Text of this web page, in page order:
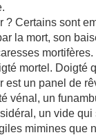
? Certains sont
la mort, son
mortifères.
mortel. Doigté
est un panel de
vénal, un
un vide qui
mimines que